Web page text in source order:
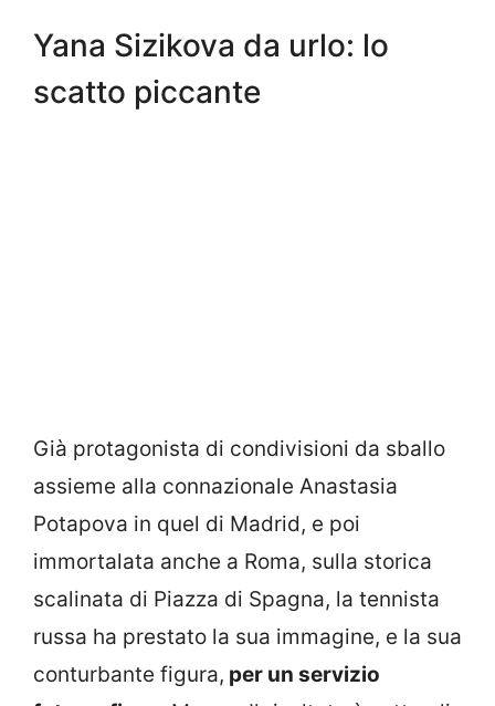
Yana Sizikova da urlo: lo
scatto piccante
Già protagonista di condivisioni da sballo
assieme alla connazionale Anastasia
Potapova in quel di Madrid, e poi
immortalata anche a Roma, sulla storica
scalinata di Piazza di Spagna, la tennista
russa ha prestato la sua immagine, e la sua
conturbante figura, per un servizio